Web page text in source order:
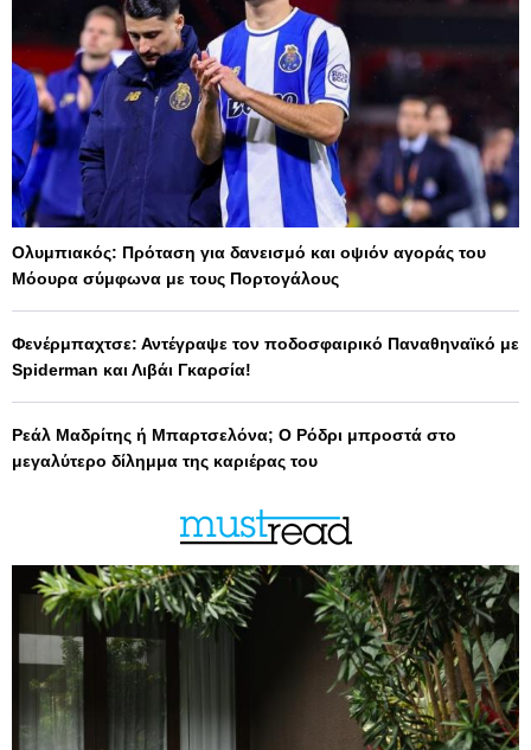
Ολυμπιακός: Πρόταση για δανεισμό και οψιόν αγοράς του
Μόουρα σύμφωνα με τους Πορτογάλους
Φενέρμπαχτσε: Αντέγραψε τον ποδοσφαιρικό Παναθηναϊκό με
Spiderman και Λιβάι Γκαρσία!
Ρεάλ Μαδρίτης ή Μπαρτσελόνα; Ο Ρόδρι μπροστά στο
μεγαλύτερο δίλημμα της καριέρας του